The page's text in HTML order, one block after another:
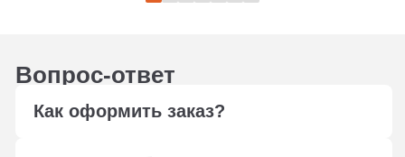
Вопрос-ответ
Как оформить заказ?